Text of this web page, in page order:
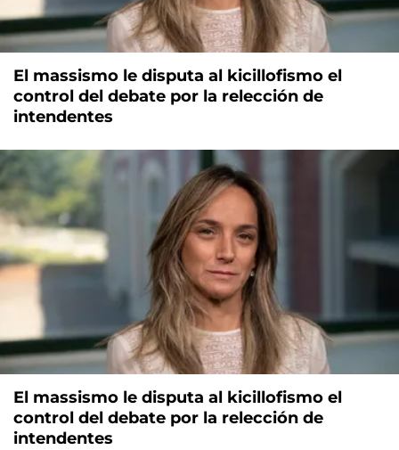
El massismo le disputa al kicillofismo el
control del debate por la relección de
intendentes
El massismo le disputa al kicillofismo el
control del debate por la relección de
intendentes